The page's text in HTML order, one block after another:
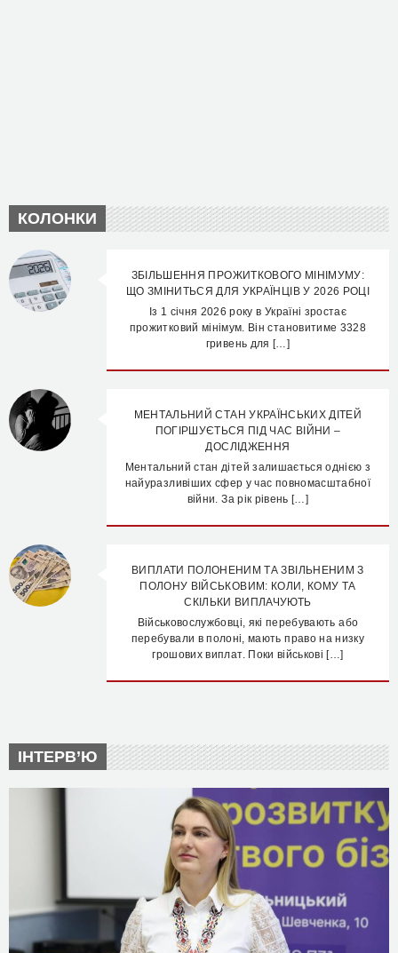
КОЛОНКИ
ЗБІЛЬШЕННЯ ПРОЖИТКОВОГО МІНІМУМУ:
ЩО ЗМІНИТЬСЯ ДЛЯ УКРАЇНЦІВ У 2026 РОЦІ
Із 1 січня 2026 року в Україні зростає
прожитковий мінімум. Він становитиме 3328
гривень для […]
МЕНТАЛЬНИЙ СТАН УКРАЇНСЬКИХ ДІТЕЙ
ПОГІРШУЄТЬСЯ ПІД ЧАС ВІЙНИ –
ДОСЛІДЖЕННЯ
Ментальний стан дітей залишається однією з
найуразливіших сфер у час повномасштабної
війни. За рік рівень […]
ВИПЛАТИ ПОЛОНЕНИМ ТА ЗВІЛЬНЕНИМ З
ПОЛОНУ ВІЙСЬКОВИМ: КОЛИ, КОМУ ТА
СКІЛЬКИ ВИПЛАЧУЮТЬ
Військовослужбовці, які перебувають або
перебували в полоні, мають право на низку
грошових виплат. Поки військові […]
ІНТЕРВ’Ю